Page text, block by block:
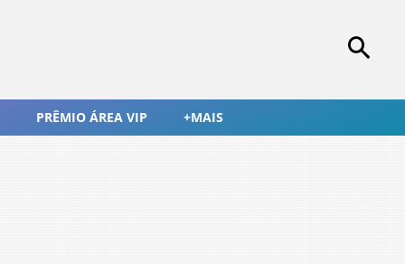
PRÊMIO ÁREA VIP +MAIS